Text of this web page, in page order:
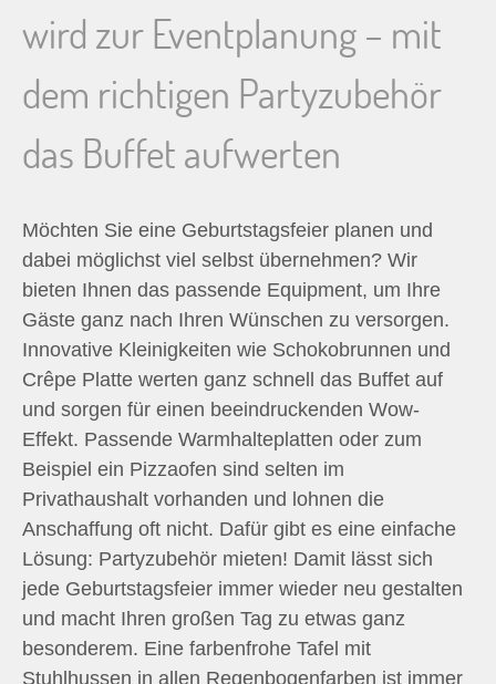
wird zur Eventplanung – mit
dem richtigen Partyzubehör
das Buffet aufwerten
Möchten Sie eine Geburtstagsfeier planen und
dabei möglichst viel selbst übernehmen? Wir
bieten Ihnen das passende Equipment, um Ihre
Gäste ganz nach Ihren Wünschen zu versorgen.
Innovative Kleinigkeiten wie Schokobrunnen und
Crêpe Platte werten ganz schnell das Buffet auf
und sorgen für einen beeindruckenden Wow-
Effekt. Passende Warmhalteplatten oder zum
Beispiel ein Pizzaofen sind selten im
Privathaushalt vorhanden und lohnen die
Anschaffung oft nicht. Dafür gibt es eine einfache
Lösung: Partyzubehör mieten! Damit lässt sich
jede Geburtstagsfeier immer wieder neu gestalten
und macht Ihren großen Tag zu etwas ganz
besonderem. Eine farbenfrohe Tafel mit
Stuhlhussen in allen Regenbogenfarben ist immer